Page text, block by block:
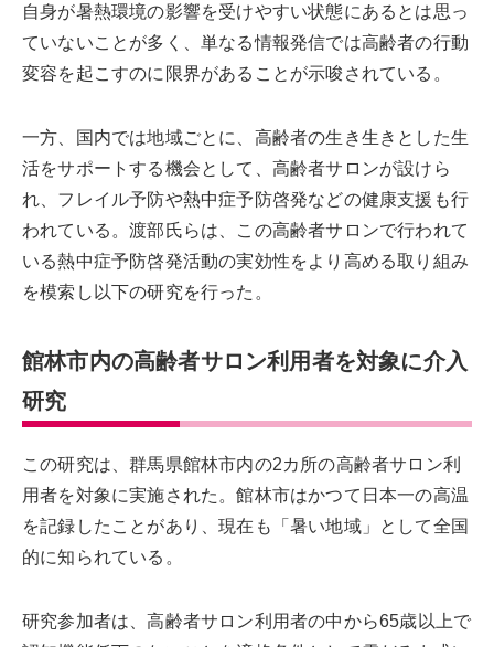
自身が暑熱環境の影響を受けやすい状態にあるとは思っ
ていないことが多く、単なる情報発信では高齢者の行動
変容を起こすのに限界があることが示唆されている。
一方、国内では地域ごとに、高齢者の生き生きとした生
活をサポートする機会として、高齢者サロンが設けら
れ、フレイル予防や熱中症予防啓発などの健康支援も行
われている。渡部氏らは、この高齢者サロンで行われて
いる熱中症予防啓発活動の実効性をより高める取り組み
を模索し以下の研究を行った。
館林市内の高齢者サロン利用者を対象に介入
研究
この研究は、群馬県館林市内の2カ所の高齢者サロン利
用者を対象に実施された。館林市はかつて日本一の高温
を記録したことがあり、現在も「暑い地域」として全国
的に知られている。
研究参加者は、高齢者サロン利用者の中から65歳以上で